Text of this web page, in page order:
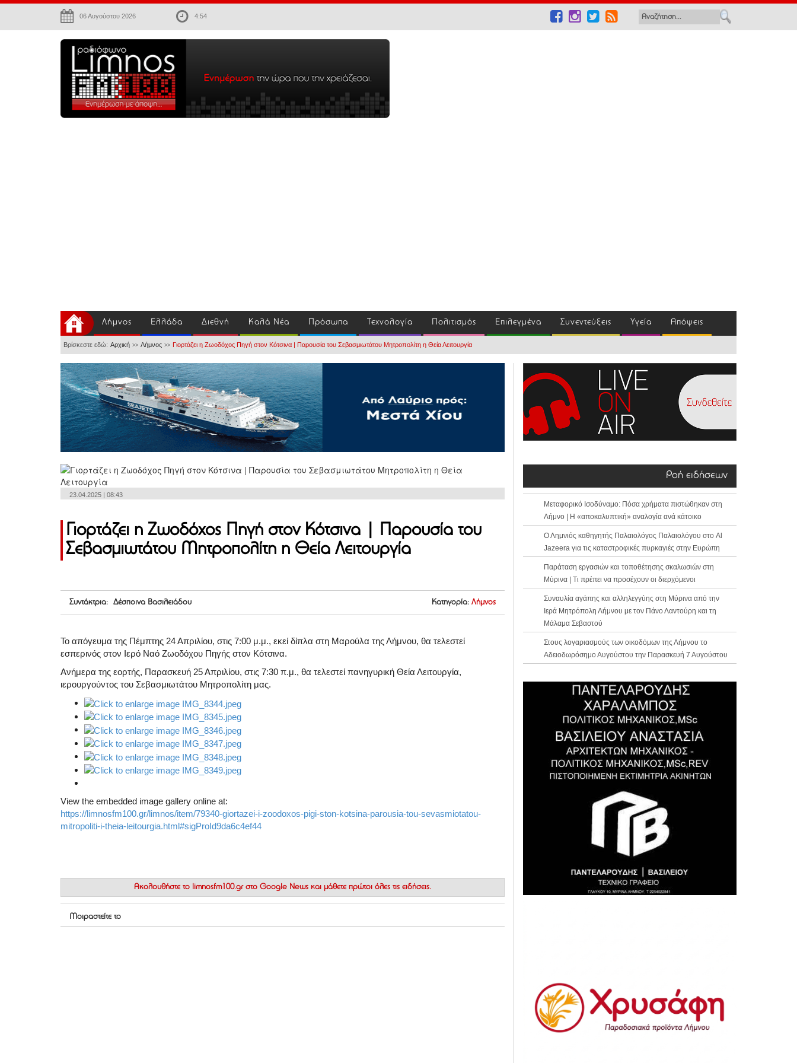
06 Αυγούστου 2026 4:54
Λήμνος Ελλάδα Διεθνή Καλά Νέα Πρόσωπα Τεχνολογία Πολιτισμός Επιλεγμένα Συνεντεύξεις Υγεία Απόψεις
Βρίσκεστε εδώ: Αρχική >> Λήμνος >> Γιορτάζει η Ζωοδόχος Πηγή στον Κότσινα | Παρουσία του Σεβασμιωτάτου Μητροπολίτη η Θεία Λειτουργία
23.04.2025 | 08:43
Γιορτάζει η Ζωοδόχος Πηγή στον Κότσινα | Παρουσία του
Σεβασμιωτάτου Μητροπολίτη η Θεία Λειτουργία
Συντάκτρια: Δέσποινα Βασιλειάδου Κατηγορία: Λήμνος
Το απόγευμα της Πέμπτης 24 Απριλίου, στις 7:00 μ.μ., εκεί δίπλα στη Μαρούλα της Λήμνου, θα τελεστεί
εσπερινός στον Ιερό Ναό Ζωοδόχου Πηγής στον Κότσινα.
Ανήμερα της εορτής, Παρασκευή 25 Απριλίου, στις 7:30 π.μ., θα τελεστεί πανηγυρική Θεία Λειτουργία,
ιερουργούντος του Σεβασμιωτάτου Μητροπολίτη μας.
View the embedded image gallery online at:
https://limnosfm100.gr/limnos/item/79340-giortazei-i-zoodoxos-pigi-ston-kotsina-parousia-tou-sevasmiotatou-
mitropoliti-i-theia-leitourgia.html#sigProId9da6c4ef44
Ακολουθήστε το limnosfm100.gr στο Google News και μάθετε πρώτοι όλες τις ειδήσεις.
Μοιραστείτε το
Ροή ειδήσεων
Μεταφορικό Ισοδύναμο: Πόσα χρήματα πιστώθηκαν στη
Λήμνο | Η «αποκαλυπτική» αναλογία ανά κάτοικο
Ο Λημνιός καθηγητής Παλαιολόγος Παλαιολόγου στο Al
Jazeera για τις καταστροφικές πυρκαγιές στην Ευρώπη
Παράταση εργασιών και τοποθέτησης σκαλωσιών στη
Μύρινα | Τι πρέπει να προσέχουν οι διερχόμενοι
Συναυλία αγάπης και αλληλεγγύης στη Μύρινα από την
Ιερά Μητρόπολη Λήμνου με τον Πάνο Λαντούρη και τη
Μάλαμα Σεβαστού
Στους λογαριασμούς των οικοδόμων της Λήμνου το
Αδειοδωρόσημο Αυγούστου την Παρασκευή 7 Αυγούστου